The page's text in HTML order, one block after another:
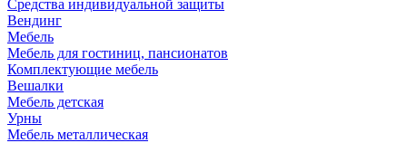
Средства индивидуальной защиты
Вендинг
Мебель
Мебель для гостиниц, пансионатов
Комплектующие мебель
Вешалки
Мебель детская
Урны
Мебель металлическая